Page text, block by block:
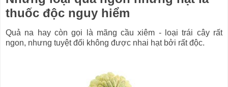
thuốc độc nguy hiểm
Quả na hay còn gọi là mãng cầu xiêm - loại trái cây rất
ngon, nhưng tuyệt đối không được nhai hạt bởi rất độc.